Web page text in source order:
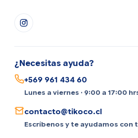
¿Necesitas ayuda?
+569 961 434 60
Lunes a viernes · 9:00 a 17:00
contacto@tikoco.cl
Escríbenos y te ayudamos con